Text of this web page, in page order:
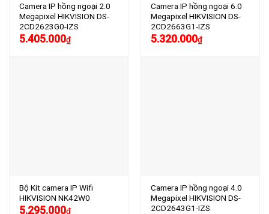
Camera IP hồng ngoại 2.0
Megapixel HIKVISION DS-
2CD2623G0-IZS
5.405.000₫
Camera IP hồng ngoại 6.0
Megapixel HIKVISION DS-
2CD2663G1-IZS
5.320.000₫
Bộ Kit camera IP Wifi
HIKVISION NK42W0
5.295.000₫
Camera IP hồng ngoại 4.0
Megapixel HIKVISION DS-
2CD2643G1-IZS